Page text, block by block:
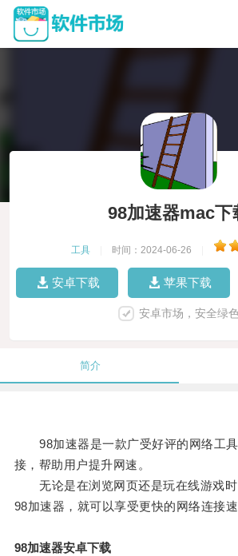
98加速器mac下
工具 时间：2024-06-26
安卓下载 苹果下载
安卓市场，安全绿
简介
98加速器是一款广受好评的网络工具
接，帮助用户提升网速。
无论是在浏览网页还是玩在线游戏时
98加速器，就可以享受更快的网络连接速
98加速器安卓下载